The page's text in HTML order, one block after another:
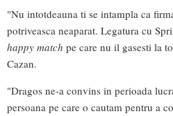
"Nu intotdeauna ti se intampla ca
potriveasca neaparat. Legatura cu
happy match pe care nu il gasesti la
Cazan.
"Dragos ne-a convins in perioada
persoana pe care o cautam pentru a